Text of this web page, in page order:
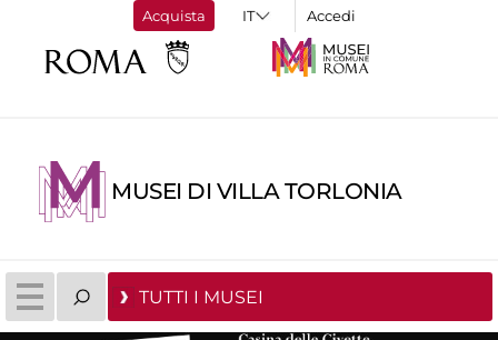
Acquista Accedi
MUSEI DI VILLA TORLONIA
TUTTI I MUSEI